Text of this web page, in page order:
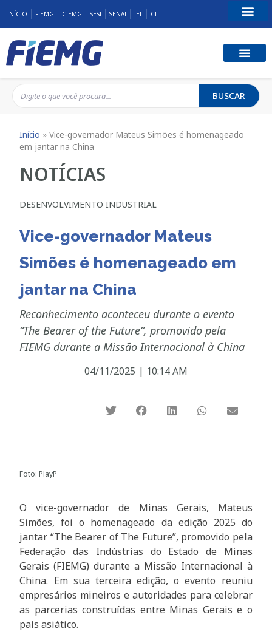
INÍCIO FIEMG CIEMG SESI SENAI IEL CIT
BUSCAR
Início »Vice-governador Mateus Simões é homenageado
em jantar na China
NOTÍCIAS
DESENVOLVIMENTO INDUSTRIAL
Vice-governador Mateus
Simões é homenageado em
jantar na China
Reconhecimento aconteceu durante o evento
“The Bearer of the Future”, promovido pela
FIEMG durante a Missão Internacional à China
04/11/2025 | 10:14 AM
Foto: PlayP
O vice-governador de Minas Gerais, Mateus
Simões, foi o homenageado da edição 2025 do
jantar “The Bearer of The Future”, promovido pela
Federação das Indústrias do Estado de Minas
Gerais (FIEMG) durante a Missão Internacional à
China. Em sua terceira edição, o evento reuniu
empresários mineiros e autoridades para celebrar
as parcerias construídas entre Minas Gerais e o
país asiático.